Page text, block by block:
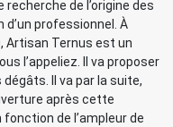
de l’origine des
professionnel. À
Artisan Ternus est un
l’appeliez. Il va proposer
Il va par la suite,
après cette
de l’ampleur de